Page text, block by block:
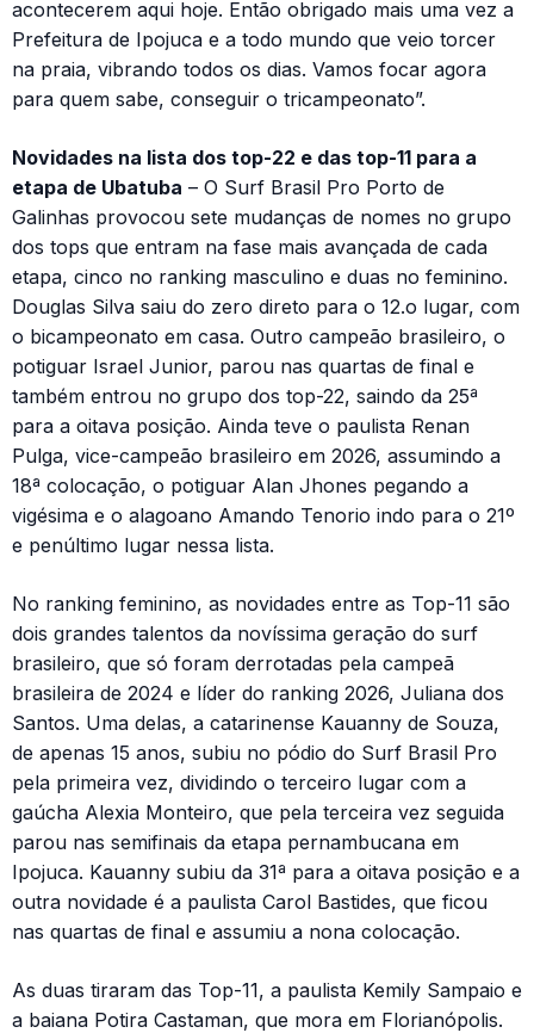
acontecerem aqui hoje. Então obrigado mais uma vez a
Prefeitura de Ipojuca e a todo mundo que veio torcer
na praia, vibrando todos os dias. Vamos focar agora
para quem sabe, conseguir o tricampeonato”.
Novidades na lista dos top-22 e das top-11 para a
etapa de Ubatuba – O Surf Brasil Pro Porto de
Galinhas provocou sete mudanças de nomes no grupo
dos tops que entram na fase mais avançada de cada
etapa, cinco no ranking masculino e duas no feminino.
Douglas Silva saiu do zero direto para o 12.o lugar, com
o bicampeonato em casa. Outro campeão brasileiro, o
potiguar Israel Junior, parou nas quartas de final e
também entrou no grupo dos top-22, saindo da 25ª
para a oitava posição. Ainda teve o paulista Renan
Pulga, vice-campeão brasileiro em 2026, assumindo a
18ª colocação, o potiguar Alan Jhones pegando a
vigésima e o alagoano Amando Tenorio indo para o 21º
e penúltimo lugar nessa lista.
No ranking feminino, as novidades entre as Top-11 são
dois grandes talentos da novíssima geração do surf
brasileiro, que só foram derrotadas pela campeã
brasileira de 2024 e líder do ranking 2026, Juliana dos
Santos. Uma delas, a catarinense Kauanny de Souza,
de apenas 15 anos, subiu no pódio do Surf Brasil Pro
pela primeira vez, dividindo o terceiro lugar com a
gaúcha Alexia Monteiro, que pela terceira vez seguida
parou nas semifinais da etapa pernambucana em
Ipojuca. Kauanny subiu da 31ª para a oitava posição e a
outra novidade é a paulista Carol Bastides, que ficou
nas quartas de final e assumiu a nona colocação.
As duas tiraram das Top-11, a paulista Kemily Sampaio e
a baiana Potira Castaman, que mora em Florianópolis.